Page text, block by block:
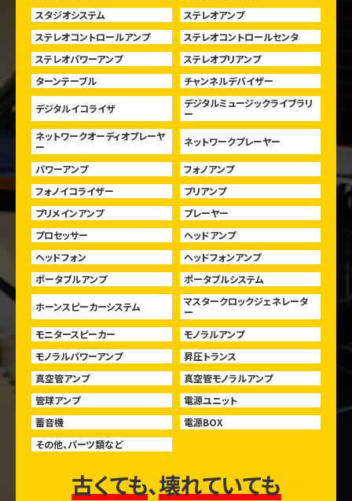
スタジオシステム
ステレオアンプ
ステレオコントロールアンプ
ステレオコントロールセンタ
ステレオパワーアンプ
ステレオプリアンプ
ターンテーブル
チャンネルデバイザー
デジタルイコライザ
デジタルミュージックライブラリ
ー
ネットワークオーディオプレーヤ
ー
ネットワークプレーヤー
パワーアンプ
フォノアンプ
フォノイコライザー
プリアンプ
プリメインアンプ
プレーヤー
プロセッサー
ヘッドアンプ
ヘッドフォン
ヘッドフォンアンプ
ポータブルアンプ
ポータブルシステム
ホーンスピーカーシステム
マスタークロックジェネレータ
ー
モニタースピーカー
モノラルアンプ
モノラルパワーアンプ
昇圧トランス
真空管アンプ
真空管モノラルアンプ
管球アンプ
電源ユニット
蓄音機
電源BOX
その他、パーツ類など
古くても、壊れていても